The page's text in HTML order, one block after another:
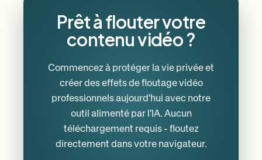
Prêt à flouter votre
contenu vidéo ?
Commencez à protéger la vie privée et
créer des effets de floutage vidéo
professionnels aujourd'hui avec notre
outil alimenté par l'IA. Aucun
téléchargement requis - floutez
directement dans votre navigateur.